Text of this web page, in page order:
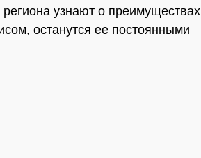
узнают о преимуществах
останутся ее постоянными